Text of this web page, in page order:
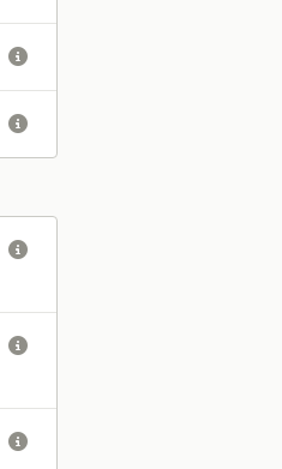




